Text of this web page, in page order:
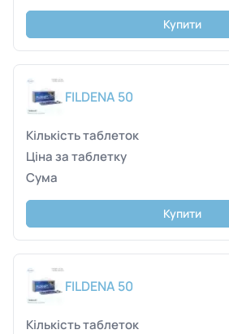
Купити
FILDENA 50
Купити
FILDENA 50